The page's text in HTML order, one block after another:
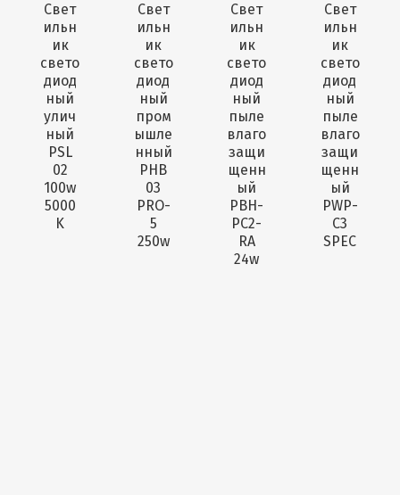
Свет
ильн
ик
свето
диод
ный
улич
ный
PSL
02
100w
5000
K
Свет
ильн
ик
свето
диод
ный
пром
ышле
нный
PHB
03
PRO-
5
250w
Свет
ильн
ик
свето
диод
ный
пыле
влаго
защи
щенн
ый
PBH-
PC2-
RA
24w
Свет
ильн
ик
свето
диод
ный
пыле
влаго
защи
щенн
ый
PWP-
C3
SPEC